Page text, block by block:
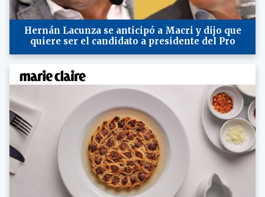
Hernán Lacunza se anticipó a Macri y dijo que
quiere ser el candidato a presidente del Pro